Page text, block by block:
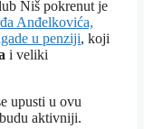
Niš pokrenut je
Anđelkovića,
u penziji, koji
i veliki
upusti u ovu
aktivniji.